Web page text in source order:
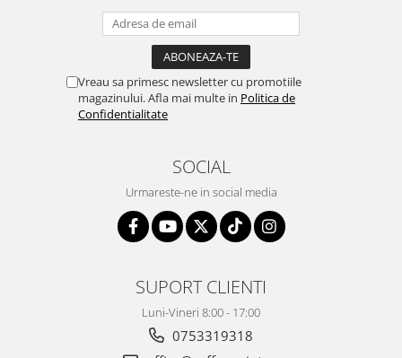
Vreau sa primesc newsletter cu promotiile
magazinului. Afla mai multe in Politica de
Confidentialitate
SOCIAL
Urmareste-ne in social media
SUPORT CLIENTI
Luni-Vineri 8:00 - 17:00
0753319318